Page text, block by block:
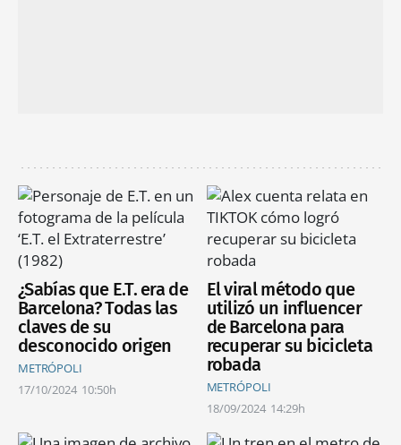
¿Sabías que E.T. era de
Barcelona? Todas las
claves de su
desconocido origen
METRÓPOLI
17/10/2024 10:50h
El viral método que
utilizó un influencer
de Barcelona para
recuperar su bicicleta
robada
METRÓPOLI
18/09/2024 14:29h